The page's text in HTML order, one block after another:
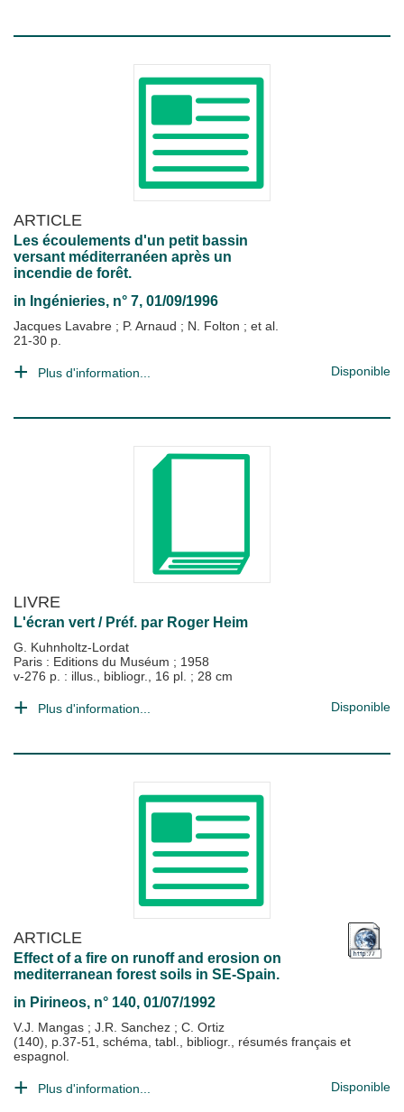
ARTICLE
Les écoulements d'un petit bassin
versant méditerranéen après un
incendie de forêt.
in Ingénieries, n° 7, 01/09/1996
Jacques Lavabre ; P. Arnaud ; N. Folton ; et al.
21-30 p.
Plus d'information... Disponible
LIVRE
L'écran vert / Préf. par Roger Heim
G. Kuhnholtz-Lordat
Paris : Editions du Muséum ; 1958
v-276 p. : illus., bibliogr., 16 pl. ; 28 cm
Plus d'information... Disponible
ARTICLE
Effect of a fire on runoff and erosion on
mediterranean forest soils in SE-Spain.
in Pirineos, n° 140, 01/07/1992
V.J. Mangas ; J.R. Sanchez ; C. Ortiz
(140), p.37-51, schéma, tabl., bibliogr., résumés français et
espagnol.
Plus d'information... Disponible